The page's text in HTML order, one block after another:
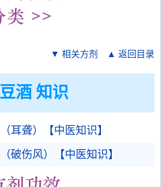
▼ 相关方剂 ▲ 返回目录
酒 知识
聋）【中医知识】
伤风）【中医知识】